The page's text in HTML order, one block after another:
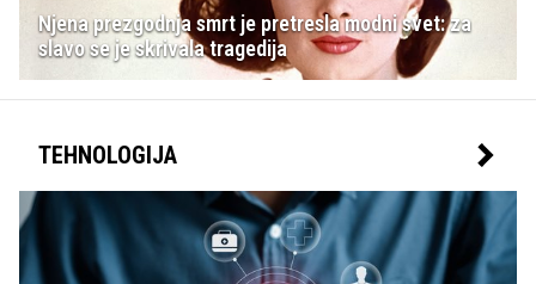
Njena prezgodnja smrt je pretresla modni svet: za
slavo se je skrivala tragedija
TEHNOLOGIJA